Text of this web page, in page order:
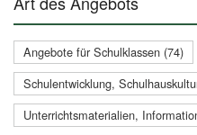
Angebote für Schulklassen (74)
Schulentwicklung,
Unterrichtsmaterialien,